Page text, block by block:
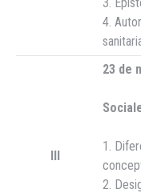
4.
III
23 de
1.
2.